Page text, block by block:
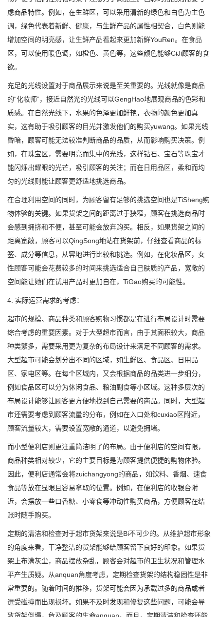
虑商品特性。例如，在生鲜区，可以采用清新的绿色和白色为主色
调，绿色代表着新鲜、健康，与生鲜产品的属性相契合，白色则能
增加空间的明亮感，让生鲜产品看起来更加新鲜YouRen。在食品
区，可以使用暖色调，如橙色、黄色等，这些颜色能够CiJi顾客的食
欲。
充足的光线设置对于商品展示来说是至关重要的。光线就像是商品
的“化妆师”，接近自然光的光线可以GengHao地展现商品的色彩和
质感。在自然光线下，水果的色泽更加鲜艳，衣物的颜色更加真
实，这有助于吸引顾客的目光并激发他们的购买yuwang。如果光线
昏暗，顾客可能无法较准判断商品的品质，从而影响购买决策。例
如，在珠宝区，需要明亮而集中的光线，这样钻石、宝石等珠宝才
能闪烁出耀眼的光芒，吸引顾客的关注；而在日用品区，柔和而均
匀的光线则能让顾客更舒适地挑选商品。
在合理利用空间的同时，为顾客留有足够的挑选空间也是TiSheng购
物体验的关键。如果货架之间的距离过于狭窄，顾客在挑选商品时
会感到拥挤和不便，甚至可能会放弃购买。相反，如果货架之间的
距离宽敞，顾客可以QingSong地站在货架前，仔细查看商品的标
签、成分等信息，从容地进行比较和挑选。例如，在化妆品区，女
性顾客可能会花费较多的时间来挑选适合自己肤质的产品，宽敞的
空间能让她们在试用产品时更加自在，TiGao购买的可能性。
4. 实际运营需求的考虑：
超市的规模、商品种类和顾客购物习惯都是在进行布局设计时需要
综合考虑的重要因素。对于大型超市而言，由于其面积较大，商品
种类繁多，需要采用更为复杂的布局设计来满足不同顾客的需求。
大型超市可能会划分出不同的区域，如生鲜区、食品区、日用品
区、家电区等。在每个区域内，又会根据商品的品类进一步细分，
例如食品区可以分为休闲食品、粮油副食等小区域。这种多层次的
布局设计能够让顾客更方便地找到自己需要的商品。同时，大型超
市还需要考虑到顾客流量的分布，例如在入口处和cuxiao区附近，
顾客流量较大，需要设置宽敞的通道，以避免拥堵。
而小型便利店则更注重简洁明了的布局。由于便利店的空间有限，
商品种类相对较少，它的主要目标是为顾客提供便捷的购物体验。
因此，便利店通常会将zuichangyong的商品，如饮料、香烟、速食
食品等放在显眼且容易拿取的位置。例如，在便利店的收银台附
近，会摆放一些口香糖、小零食等冲动性购买商品，方便顾客在结
账时随手购买。
定期的清洁和检查对于超市货架来说是Bi不可少的。从维护超市形象
的角度来看，干净整洁的货架能够给顾客留下良好的印象。如果货
架上布满灰尘，商品摆放杂乱，顾客会对超市的卫生状况和管理水
平产生质疑。从anquan角度考虑，定期检查货架的结构稳固性是非
常重要的。随着时间的推移，货架可能会因为承载过多的商品或者
遭受碰撞而出现损坏。如果不及时发现和修复这些问题，可能会导
致货架倒塌，危及顾客的生命anquan。而且，定期清洁和检查还能